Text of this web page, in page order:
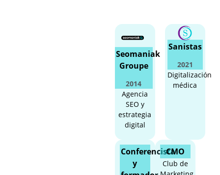
Seomaniak
Groupe
2014
Agencia
SEO y
estrategia
digital
Sanistas
2021
Digitalización
médica
Conferencista
y
CMO
Club de